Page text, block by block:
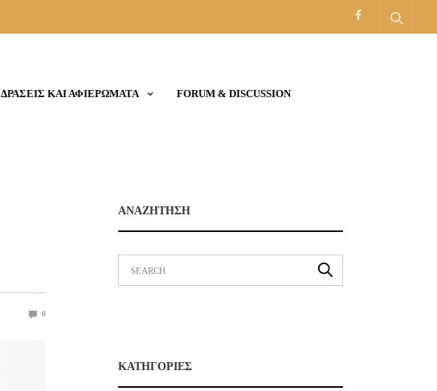
ΔΡΑΣΕΙΣ ΚΑΙ ΑΦΙΕΡΩΜΑΤΑ FORUM & DISCUSSION
0
ΑΝΑΖΗΤΗΣΗ
ΚΑΤΗΓΟΡΙΕΣ